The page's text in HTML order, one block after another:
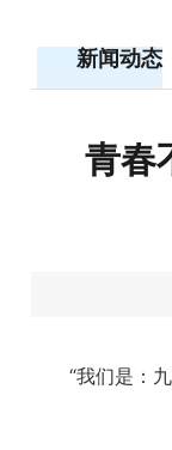
新闻动态
青春
“我们是：